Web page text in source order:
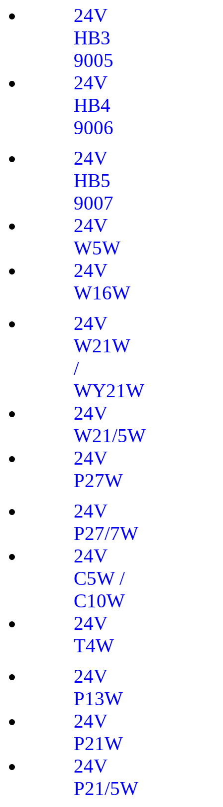
24V
HB3
9005
24V
HB4
9006
24V
HB5
9007
24V
W5W
24V
W16W
24V
W21W
/
WY21W
24V
W21/5W
24V
P27W
24V
P27/7W
24V
C5W /
C10W
24V
T4W
24V
P13W
24V
P21W
24V
P21/5W